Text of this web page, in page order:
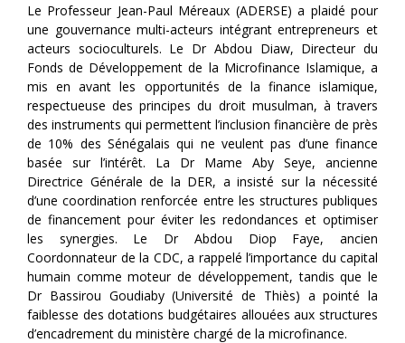
Le Professeur Jean-Paul Méreaux (ADERSE) a plaidé pour
une gouvernance multi-acteurs intégrant entrepreneurs et
acteurs socioculturels. Le Dr Abdou Diaw, Directeur du
Fonds de Développement de la Microfinance Islamique, a
mis en avant les opportunités de la finance islamique,
respectueuse des principes du droit musulman, à travers
des instruments qui permettent l’inclusion financière de près
de 10% des Sénégalais qui ne veulent pas d’une finance
basée sur l’intérêt. La Dr Mame Aby Seye, ancienne
Directrice Générale de la DER, a insisté sur la nécessité
d’une coordination renforcée entre les structures publiques
de financement pour éviter les redondances et optimiser
les synergies. Le Dr Abdou Diop Faye, ancien
Coordonnateur de la CDC, a rappelé l’importance du capital
humain comme moteur de développement, tandis que le
Dr Bassirou Goudiaby (Université de Thiès) a pointé la
faiblesse des dotations budgétaires allouées aux structures
d’encadrement du ministère chargé de la microfinance.